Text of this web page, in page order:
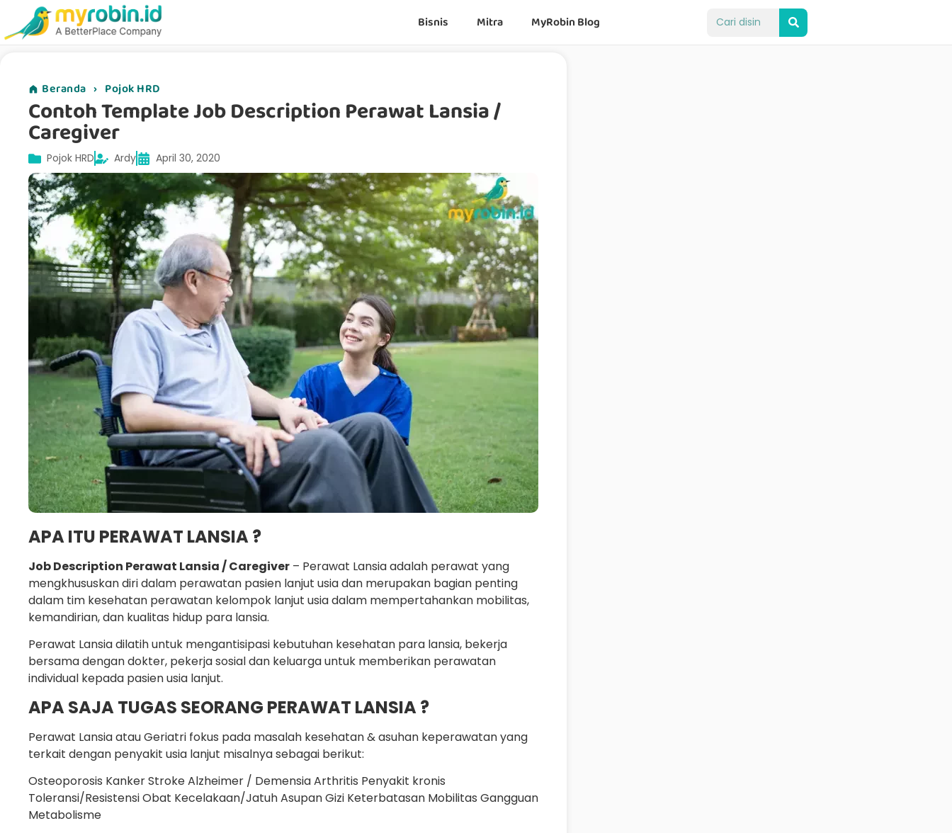
Bisnis Mitra MyRobin Blog
Beranda › Pojok HRD
Contoh Template Job Description Perawat Lansia /
Caregiver
Pojok HRD Ardy April 30, 2020
APA ITU PERAWAT LANSIA ?
Job Description Perawat Lansia / Caregiver – Perawat Lansia adalah perawat yang
mengkhususkan diri dalam perawatan pasien lanjut usia dan merupakan bagian penting
dalam tim kesehatan perawatan kelompok lanjut usia dalam mempertahankan mobilitas,
kemandirian, dan kualitas hidup para lansia.
Perawat Lansia dilatih untuk mengantisipasi kebutuhan kesehatan para lansia, bekerja
bersama dengan dokter, pekerja sosial dan keluarga untuk memberikan perawatan
individual kepada pasien usia lanjut.
APA SAJA TUGAS SEORANG PERAWAT LANSIA ?
Perawat Lansia atau Geriatri fokus pada masalah kesehatan & asuhan keperawatan yang
terkait dengan penyakit usia lanjut misalnya sebagai berikut:
Osteoporosis Kanker Stroke Alzheimer / Demensia Arthritis Penyakit kronis
Toleransi/Resistensi Obat Kecelakaan/Jatuh Asupan Gizi Keterbatasan Mobilitas Gangguan
Metabolisme